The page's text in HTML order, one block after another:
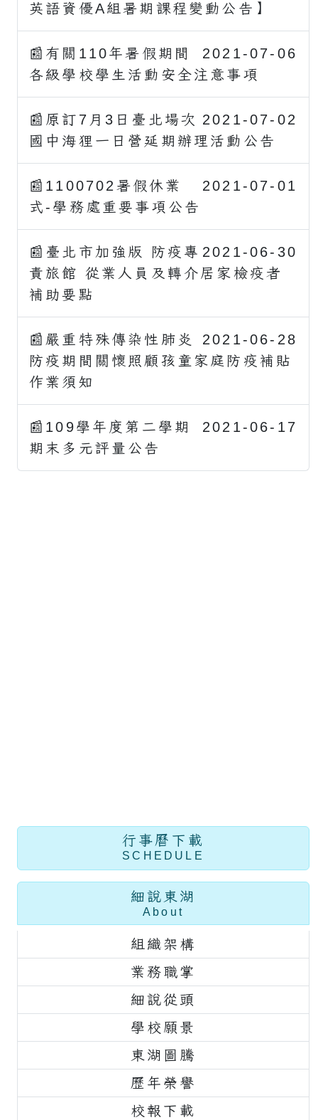
行事曆下載
SCHEDULE
細說東湖
About
組織架構
業務職掌
細說從頭
學校願景
東湖圖騰
歷年榮譽
校報下載
英語資優A組暑期課程變動公告】
2021-07-06
📰有關110年暑假期間
各級學校學生活動安全注意事項
2021-07-02
📰原訂7月3日臺北場次
國中海狸一日營延期辦理活動公告
2021-07-01
📰1100702暑假休業
式-學務處重要事項公告
2021-06-30
📰臺北市加強版 防疫專
責旅館 從業人員及轉介居家檢疫者
補助要點
2021-06-28
📰嚴重特殊傳染性肺炎
防疫期間關懷照顧孩童家庭防疫補貼
作業須知
2021-06-17
📰109學年度第二學期
期末多元評量公告